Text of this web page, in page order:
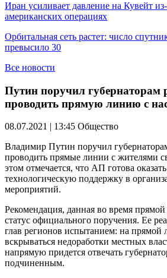
Иран усиливает давление на Кувейт из-
американских операциях
Орбитальная сеть растет: число
превысило 30
Все новости
Путин поручил губернаторам
проводить прямую линию с
08.07.2021 | 13:45 Общество
Владимир Путин поручил
проводить прямые линии с жителями
этом отмечается, что АП готова
технологическую поддержку в
мероприятий.
Рекомендация, данная во время
статус официального поручения. Ее
глав регионов испытанием: на прямой
вскрываться недоработки местных
напрямую придется отвечать
подчиненным.